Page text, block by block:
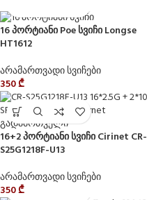
16 პორტიანი Poe სვიჩი Longse
HT1612
არამართვადი სვიჩები
350₾
16+2 პორტიანი სვიჩი Cirinet CR-
S25G1218F-U13
არამართვადი სვიჩები
350₾